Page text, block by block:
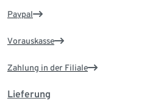
Paypal
Vorauskasse
Zahlung in der Filiale
Lieferung